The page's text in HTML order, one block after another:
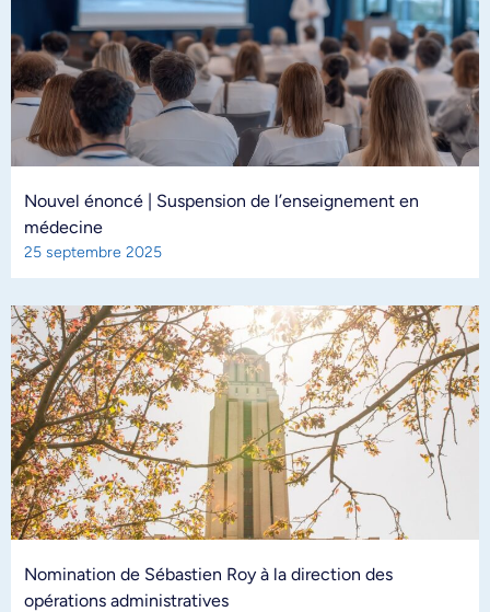
Nouvel énoncé | Suspension de l’enseignement en
médecine
25 septembre 2025
Nomination de Sébastien Roy à la direction des
opérations administratives